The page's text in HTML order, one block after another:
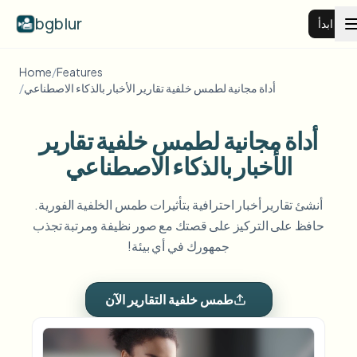
bgblur ابدأ
طمس خلفية الفيديو
عرض جميع الأمثلة
تصفح مكتبة الأمثلة الكاملة
طمس الوجه
طمس لوحة السيارة
الميزات
View all features
Browse every blur tool in one place
المدارس والتعليم
الموارد
Home/Features
/أداة مجانية لطمس خلفية تقارير الأخبار بالذكاء الاصطناعي
أداة مجانية لطمس خلفية تقارير
الأخبار بالذكاء الاصطناعي
أنشئ تقارير أخبار احترافية بتأثيرات طمس الخلفية الفورية.
حافظ على التركيز على قصتك مع صور نظيفة ومرتبة تجذب
جمهورك في أي بيئة!
طمس خلفية التقارير الآن